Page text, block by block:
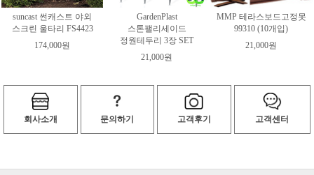
suncast 썬캐스트 야외
스크린 울타리 FS4423
174,000원
GardenPlast
스톤팰리세이드
정원테두리 3장 SET
21,000원
MMP 테라스보드고정못
99310 (10개입)
21,000원
회사소개 문의하기 고객후기 고객센터